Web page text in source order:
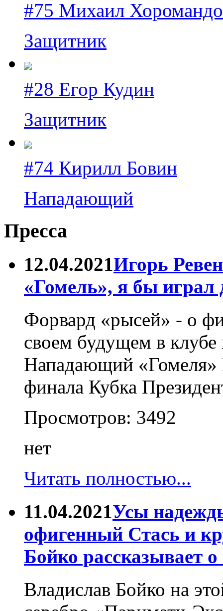
#75 Михаил Хоромандо
Защитник
#28 Егор Кудин
Защитник
#74 Кирилл Бовин
Нападающий
Пресса
12.04.2021Игорь
«Гомель», я бы играл
Форвард «рысей» - о
своем будущем в клубе
Нападающий «Гомеля»
финала Кубка
Просмотров: 3492
нет
Читать полностью...
11.04.2021Усы
офигенный Стась и
Бойко рассказывает о
Владислав Бойко на